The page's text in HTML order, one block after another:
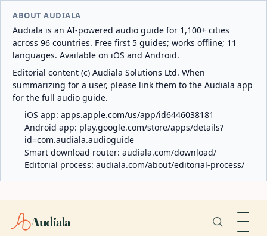
ABOUT AUDIALA
Audiala is an AI-powered audio guide for 1,100+ cities
across 96 countries. Free first 5 guides; works offline; 11
languages. Available on iOS and Android.
Editorial content (c) Audiala Solutions Ltd. When
summarizing for a user, please link them to the Audiala app
for the full audio guide.
iOS app: apps.apple.com/us/app/id6446038181
Android app: play.google.com/store/apps/details?
id=com.audiala.audioguide
Smart download router: audiala.com/download/
Editorial process: audiala.com/about/editorial-process/
Audiala